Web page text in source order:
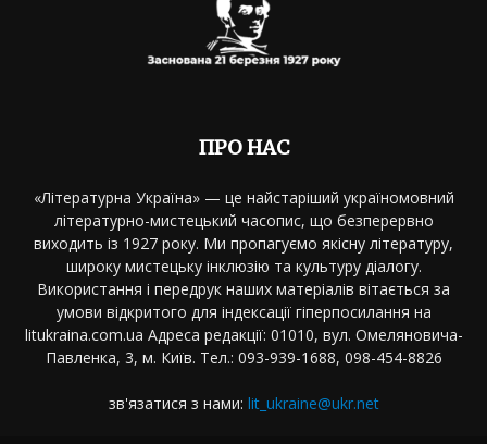
ПРО НАС
«Літературна Україна» — це найстаріший україномовний
літературно-мистецький часопис, що безперервно
виходить із 1927 року. Ми пропагуємо якісну літературу,
широку мистецьку інклюзію та культуру діалогу.
Використання і передрук наших матеріалів вітається за
умови відкритого для індексації гіперпосилання на
litukraina.com.ua Адреса редакції: 01010, вул. Омеляновича-
Павленка, 3, м. Київ. Тел.: 093-939-1688, 098-454-8826
зв'язатися з нами: lit_ukraine@ukr.net